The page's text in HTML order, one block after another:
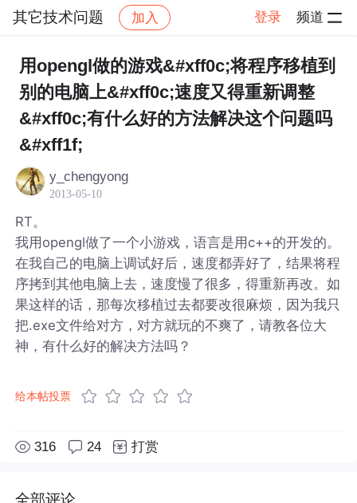
其它技术问题 加入 登录 频道
社区 其它技术问题 帖子详情
用opengl做的游戏&#xff0c;将程序移植到
别的电脑上&#xff0c;速度又得重新调整
&#xff0c;有什么好的方法解决这个问题吗
&#xff1f;
y_chengyong
2013-05-10
RT。
我用opengl做了一个小游戏，语言是用c++的开发的。
在我自己的电脑上调试好后，速度都弄好了，结果将程
序拷到其他电脑上去，速度慢了很多，得重新再改。如
果这样的话，那每次移植过去都要改很麻烦，因为我只
把.exe文件给对方，对方就玩的不爽了，请教各位大
神，有什么好的解决方法吗？
给本帖投票
316 24 打赏